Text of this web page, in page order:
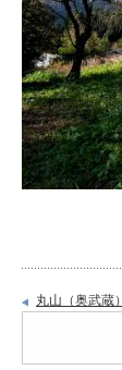
丸山（奥武蔵）